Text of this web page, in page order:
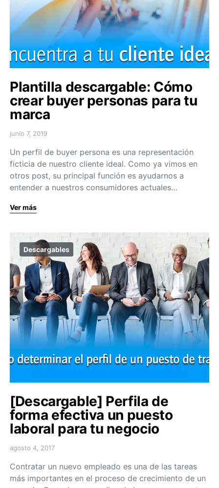
Plantilla descargable: Cómo
crear buyer personas para tu
marca
junio 7, 2019
Un perfil de buyer persona es una representación
ficticia de nuestro cliente ideal. Como ya vimos en
otros post, su principal función es ayudarnos a
entender a nuestros consumidores actuales…
Ver más
Descargables
[Descargable] Perfila de
forma efectiva un puesto
laboral para tu negocio
agosto 4, 2017
Contratar un nuevo empleado es una de las tareas
más importantes en el proceso de crecimiento de un